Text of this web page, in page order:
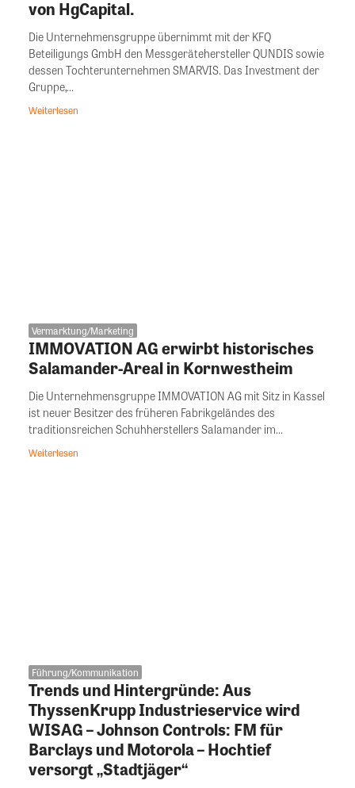
von HgCapital.
Die Unternehmensgruppe übernimmt mit der KFQ
Beteiligungs GmbH den Messgerätehersteller QUNDIS sowie
dessen Tochterunternehmen SMARVIS. Das Investment der
Gruppe,...
Weiterlesen
Vermarktung/Marketing
IMMOVATION AG erwirbt historisches
Salamander-Areal in Kornwestheim
Die Unternehmensgruppe IMMOVATION AG mit Sitz in Kassel
ist neuer Besitzer des früheren Fabrikgeländes des
traditionsreichen Schuhherstellers Salamander im...
Weiterlesen
Führung/Kommunikation
Trends und Hintergründe: Aus
ThyssenKrupp Industrieservice wird
WISAG – Johnson Controls: FM für
Barclays und Motorola – Hochtief
versorgt „Stadtjäger“